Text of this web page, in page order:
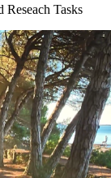
Reseach Tasks